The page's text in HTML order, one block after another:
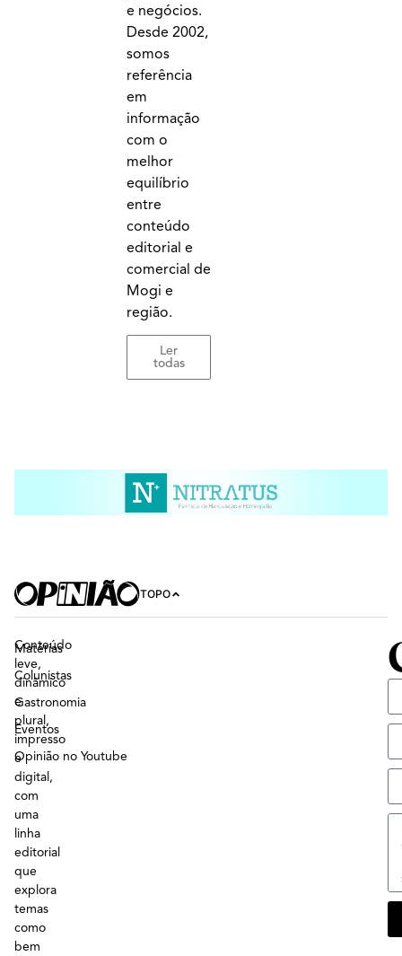
e negócios.
Desde 2002,
somos
referência
em
informação
com o
melhor
equilíbrio
entre
conteúdo
editorial e
comercial de
Mogi e
região.
Ler
todas
TOPO
Conteúdo
leve,
dinâmico
e
plural,
impresso
e
digital,
com
uma
linha
editorial
que
explora
temas
como
bem
Matérias
Colunistas
Gastronomia
Eventos
Opinião no Youtube